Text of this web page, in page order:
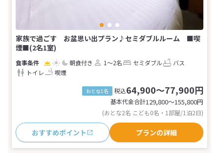
家族で過ごす お盆思い出プラン♪セミダブルルーム ■喫
煙■(2名1室)
朝食付き 1～2名 セミダブル
バス
トイレ
喫煙
おとな1名 税込64,900～77,900円
基本代金合計129,800〜155,800円
(おとな2名 こども0名・1部屋/1泊2日)
おすすめポイント プランの詳細